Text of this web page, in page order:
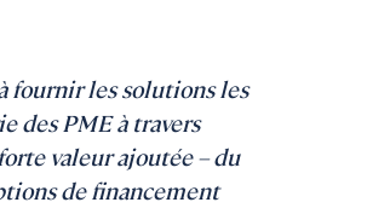
fournir les solutions les
des PME à travers
valeur ajoutée – du
de financement